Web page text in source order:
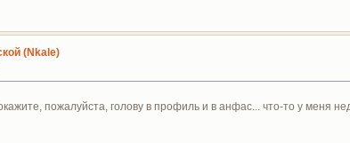
(Nkale)
пожалуйста, голову в профиль и в анфас... что-то у меня